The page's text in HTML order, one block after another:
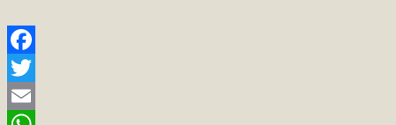
Facebook
Twitter